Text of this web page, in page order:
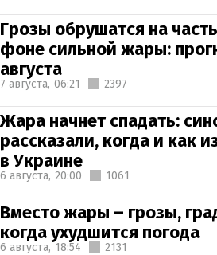
Грозы обрушатся на
фоне сильной жары:
августа
7 августа, 06:21 2397
Жара начнет спадать:
рассказали, когда и как
в Украине
6 августа, 20:00 1061
Вместо жары – грозы,
когда ухудшится погода
6 августа, 18:54 2131